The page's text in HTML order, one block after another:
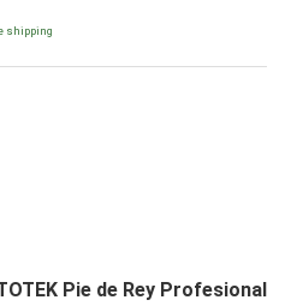
shipping
Pie de Rey Profesional